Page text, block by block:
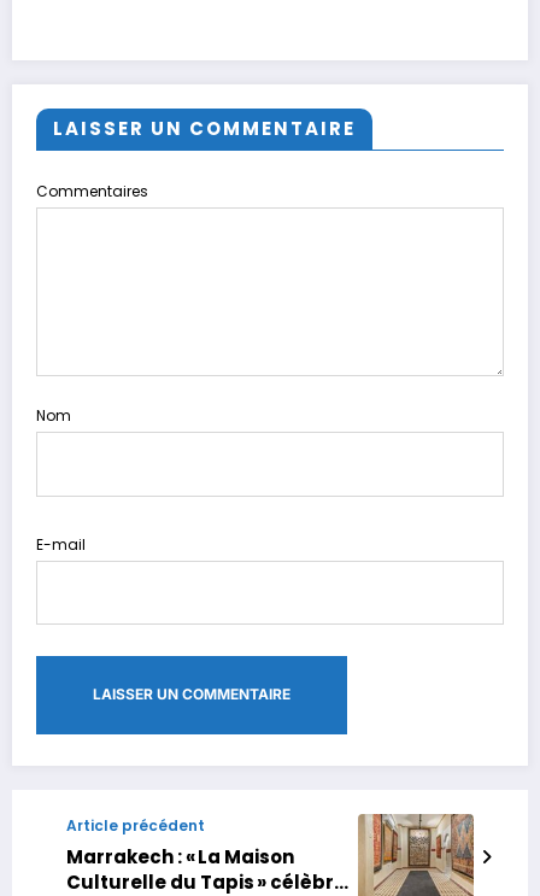
LAISSER UN COMMENTAIRE
Commentaires
Nom
E-mail
Article précédent
Marrakech : « La Maison
Culturelle du Tapis » célèbre